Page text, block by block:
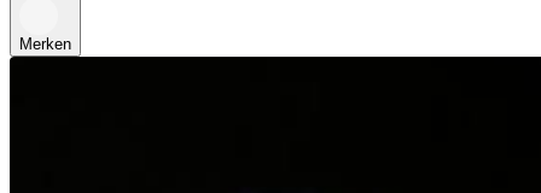
Merken